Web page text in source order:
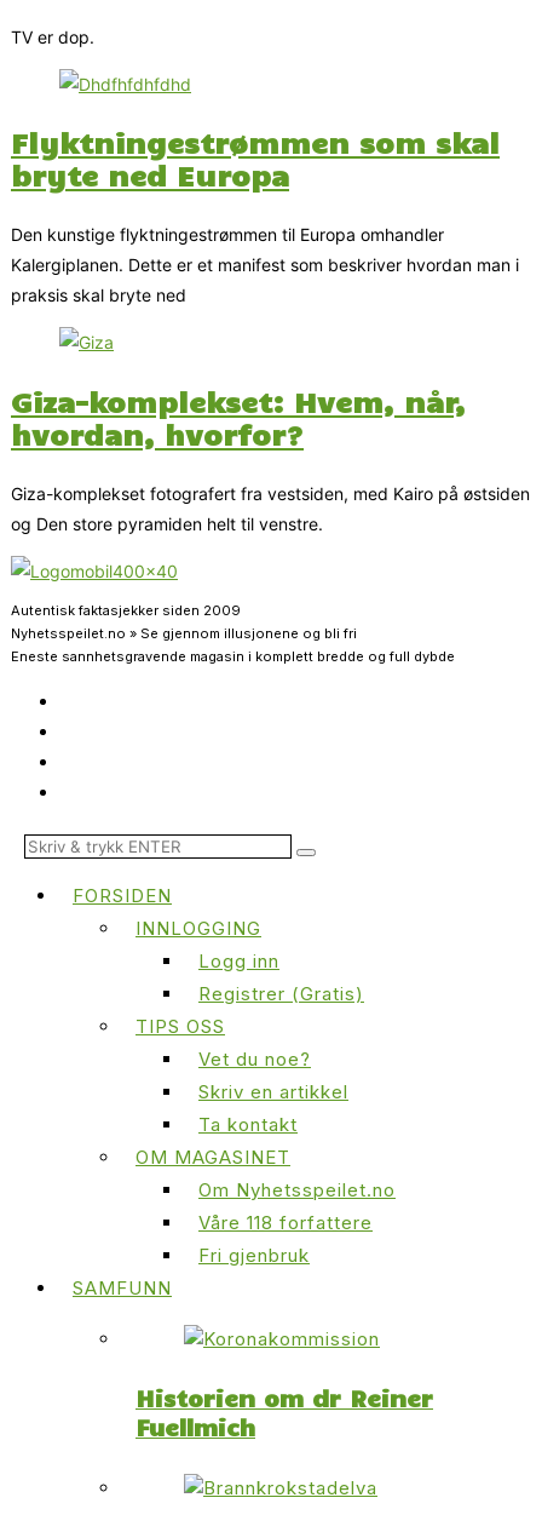
TV er dop.
Flyktningestrømmen som skal
bryte ned Europa
Den kunstige flyktningestrømmen til Europa omhandler
Kalergiplanen. Dette er et manifest som beskriver hvordan man i
praksis skal bryte ned
Giza-komplekset: Hvem, når,
hvordan, hvorfor?
Giza-komplekset fotografert fra vestsiden, med Kairo på østsiden
og Den store pyramiden helt til venstre.
Autentisk faktasjekker siden 2009
Nyhetsspeilet.no » Se gjennom illusjonene og bli fri
Eneste sannhetsgravende magasin i komplett bredde og full dybde
FORSIDEN
INNLOGGING
Logg inn
Registrer (Gratis)
TIPS OSS
Vet du noe?
Skriv en artikkel
Ta kontakt
OM MAGASINET
Om Nyhetsspeilet.no
Våre 118 forfattere
Fri gjenbruk
SAMFUNN
Historien om dr Reiner
Fuellmich